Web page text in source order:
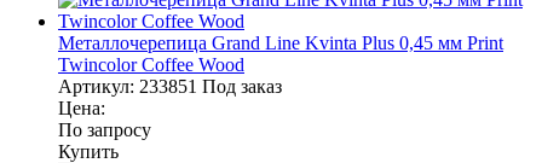
Металлочерепица Grand Line Kvinta Plus 0,45 мм Print
Twincolor Coffee Wood
Артикул: 233851 Под заказ
Цена:
По запросу
Купить